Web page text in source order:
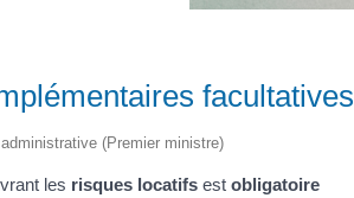
facultatives
(Premier ministre)
les risques locatifs est obligatoire